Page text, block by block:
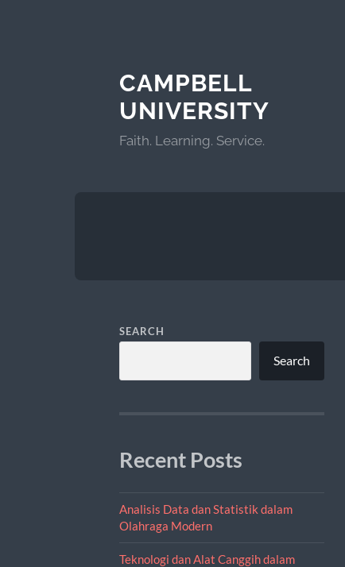
CAMPBELL
UNIVERSITY
Faith. Learning. Service.
SEARCH
Search
Recent Posts
Analisis Data dan Statistik dalam
Olahraga Modern
Teknologi dan Alat Canggih dalam